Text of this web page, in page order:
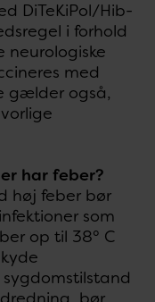
DiTeKiPol/Hib-
i forhold
neurologiske
med
gælder også,
har feber?
høj feber bør
som
op til 38° C